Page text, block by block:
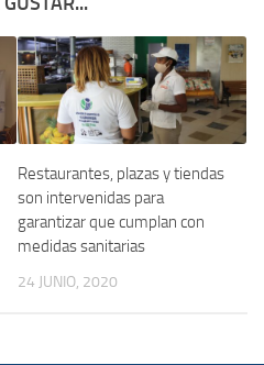
Restaurantes, plazas y tiendas
son intervenidas para
garantizar que cumplan con
medidas sanitarias
24 JUNIO, 2020